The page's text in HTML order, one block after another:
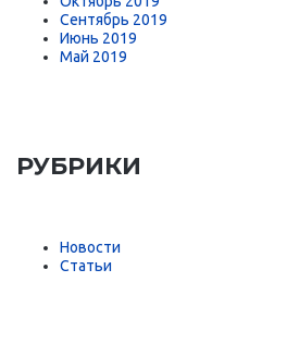
Сентябрь 2019
Июнь 2019
Май 2019
РУБРИКИ
Новости
Статьи